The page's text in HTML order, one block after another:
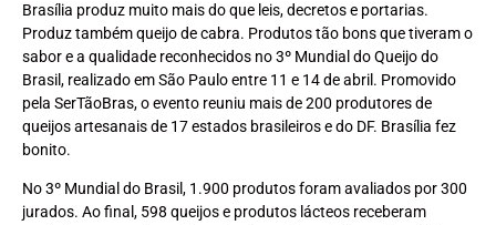
Brasília produz muito mais do que leis, decretos e portarias.
Produz também queijo de cabra. Produtos tão bons que tiveram o
sabor e a qualidade reconhecidos no 3º Mundial do Queijo do
Brasil, realizado em São Paulo entre 11 e 14 de abril. Promovido
pela SerTãoBras, o evento reuniu mais de 200 produtores de
queijos artesanais de 17 estados brasileiros e do DF. Brasília fez
bonito.
No 3º Mundial do Brasil, 1.900 produtos foram avaliados por 300
jurados. Ao final, 598 queijos e produtos lácteos receberam